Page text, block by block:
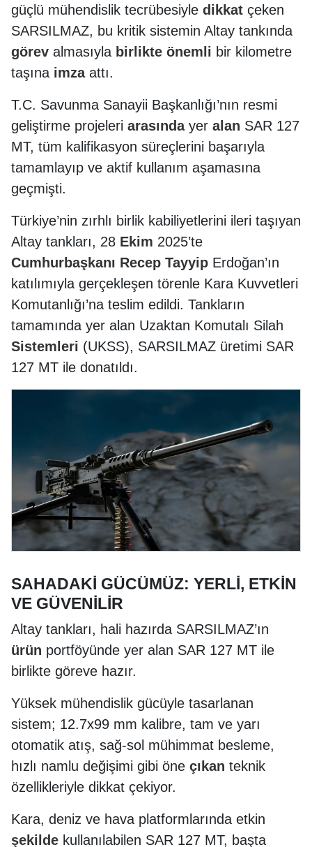
güçlü mühendislik tecrübesiyle dikkat çeken
SARSILMAZ, bu kritik sistemin Altay tankında
görev almasıyla birlikte önemli bir kilometre
taşına imzaattı.
T.C. Savunma Sanayii Başkanlığı’nın resmi
geliştirme projeleri arasındayer alan SAR 127
MT, tüm kalifikasyon süreçlerini başarıyla
tamamlayıp ve aktif kullanım aşamasına
geçmişti.
Türkiye’nin zırhlı birlik kabiliyetlerini ileri taşıyan
Altay tankları, 28 Ekim 2025’te
Cumhurbaşkanı Recep Tayyip Erdoğan’ın
katılımıyla gerçekleşen törenle Kara Kuvvetleri
Komutanlığı’na teslim edildi. Tankların
tamamında yer alan Uzaktan Komutalı Silah
Sistemleri (UKSS), SARSILMAZ üretimi SAR
127 MT ile donatıldı.
SAHADAKİ GÜCÜMÜZ: YERLİ, ETKİN
VE GÜVENİLİR
Altay tankları, hali hazırda SARSILMAZ’ın
ürün portföyünde yer alan SAR 127 MT ile
birlikte göreve hazır.
Yüksek mühendislik gücüyle tasarlanan
sistem; 12.7x99 mm kalibre, tam ve yarı
otomatik atış, sağ-sol mühimmat besleme,
hızlı namlu değişimi gibi öne çıkan teknik
özellikleriyle dikkat çekiyor.
Kara, deniz ve hava platformlarında etkin
şekilde kullanılabilen SAR 127 MT, başta